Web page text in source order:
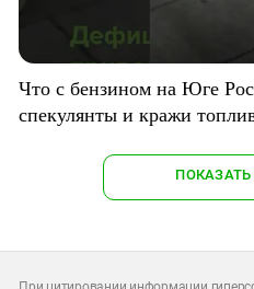
Что с бензином на Юге
спекулянты и кражи